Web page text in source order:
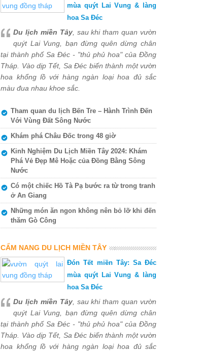
mùa quýt Lai Vung & làng
hoa Sa Đéc
Du lịch miền Tây, sau khi tham quan vườn
quýt Lai Vung, bạn đừng quên dừng chân
tại thành phố Sa Đéc - "thủ phủ hoa" của Đồng
Tháp. Vào dịp Tết, Sa Đéc biến thành một vườn
hoa khổng lồ với hàng ngàn loại hoa đủ sắc
màu đua nhau khoe sắc.
Tham quan du lịch Bến Tre – Hành Trình Đến
Với Vùng Đất Sông Nước
Khám phá Châu Đốc trong 48 giờ
Kinh Nghiệm Du Lịch Miền Tây 2024: Khám
Phá Vẻ Đẹp Mê Hoặc của Đồng Bằng Sông
Nước
Có một chiếc Hồ Tà Pạ bước ra từ trong tranh
ở An Giang
Những món ăn ngon không nên bỏ lỡ khi đến
thăm Gò Công
CẨM NANG DU LỊCH MIỀN TÂY
Đón Tết miền Tây: Sa Đéc
mùa quýt Lai Vung & làng
hoa Sa Đéc
Du lịch miền Tây, sau khi tham quan vườn
quýt Lai Vung, bạn đừng quên dừng chân
tại thành phố Sa Đéc - "thủ phủ hoa" của Đồng
Tháp. Vào dịp Tết, Sa Đéc biến thành một vườn
hoa khổng lồ với hàng ngàn loại hoa đủ sắc